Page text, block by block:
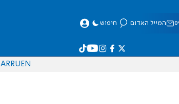
המייל האדום חיפוש
EN
RU
AR